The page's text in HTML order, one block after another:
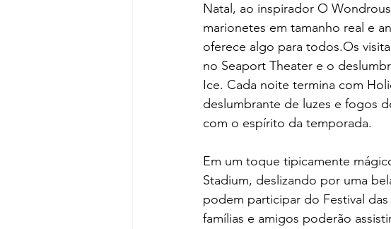
Natal, ao inspirador O
marionetes em tamanho real e
oferece algo para todos.Os
no Seaport Theater e o
Ice. Cada noite termina com
deslumbrante de luzes e fogos
com o espírito da temporada.
Em um toque tipicamente
Stadium, deslizando por uma
podem participar do Festival
famílias e amigos poderão